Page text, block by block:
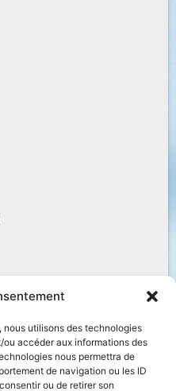
nous utilisons des technologies
accéder aux informations des
nous permettra de
de navigation ou les ID
ou de retirer son